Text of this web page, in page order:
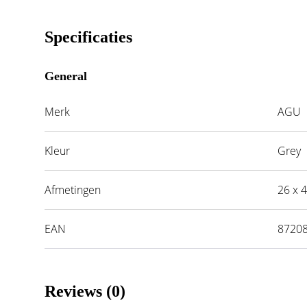
Specificaties
General
Merk AGU
Kleur Grey
Afmetingen 26 x
EAN
Reviews (0)